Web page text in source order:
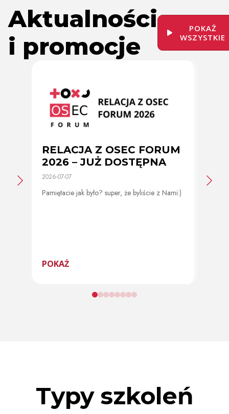
Aktualności
i promocje
POKAŻ
WSZYSTKIE
RELACJA Z OSEC FORUM
2026 – JUŻ DOSTĘPNA
2026-07-07
Pamiętacie jak było? super, że byliście z Nami:)
POKAŻ
2026-
Typy szkoleń